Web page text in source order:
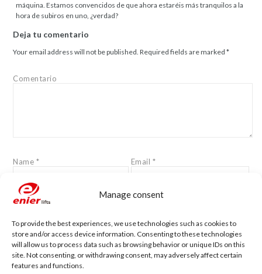
Manage consent
To provide the best experiences, we use technologies such as cookies to
store and/or access device information. Consenting to these technologies
will allow us to process data such as browsing behavior or unique IDs on this
site. Not consenting, or withdrawing consent, may adversely affect certain
features and functions.
máquina. Estamos convencidos de que ahora estaréis más tranquilos a la
hora de subiros en uno, ¿verdad?
Deja tu comentario
Your email address will not be published. Required fields are marked*
Comentario
Name * Email *
Website